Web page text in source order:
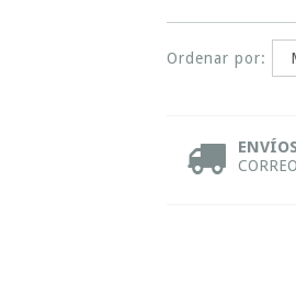
Ordenar por: